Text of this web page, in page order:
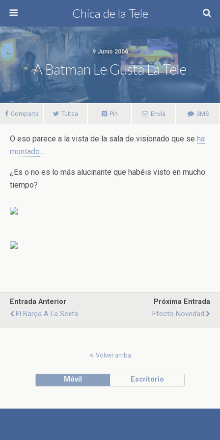
Chica de la Tele
9 Junio 2006
A Batman Le Gusta La Tele
Comparte Tuitea Pin Envía SMS
O eso parece a la vista de la sala de visionado que se ha
montado…
¿Es o no es lo más alucinante que habéis visto en mucho
tiempo?
Entrada Anterior
El Barça A La Sexta
Próxima Entrada
Efecto Novedad
Volver arriba
Móvil Escritorio